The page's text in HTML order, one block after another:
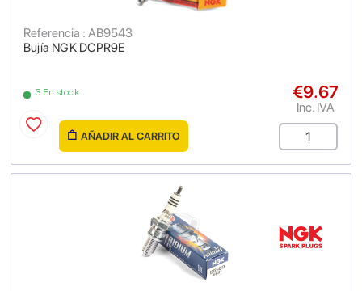
Bujía NGK DCPR9E
Referencia : AB9543
3 En stock €9.67
Inc. IVA
AÑADIR AL CARRITO